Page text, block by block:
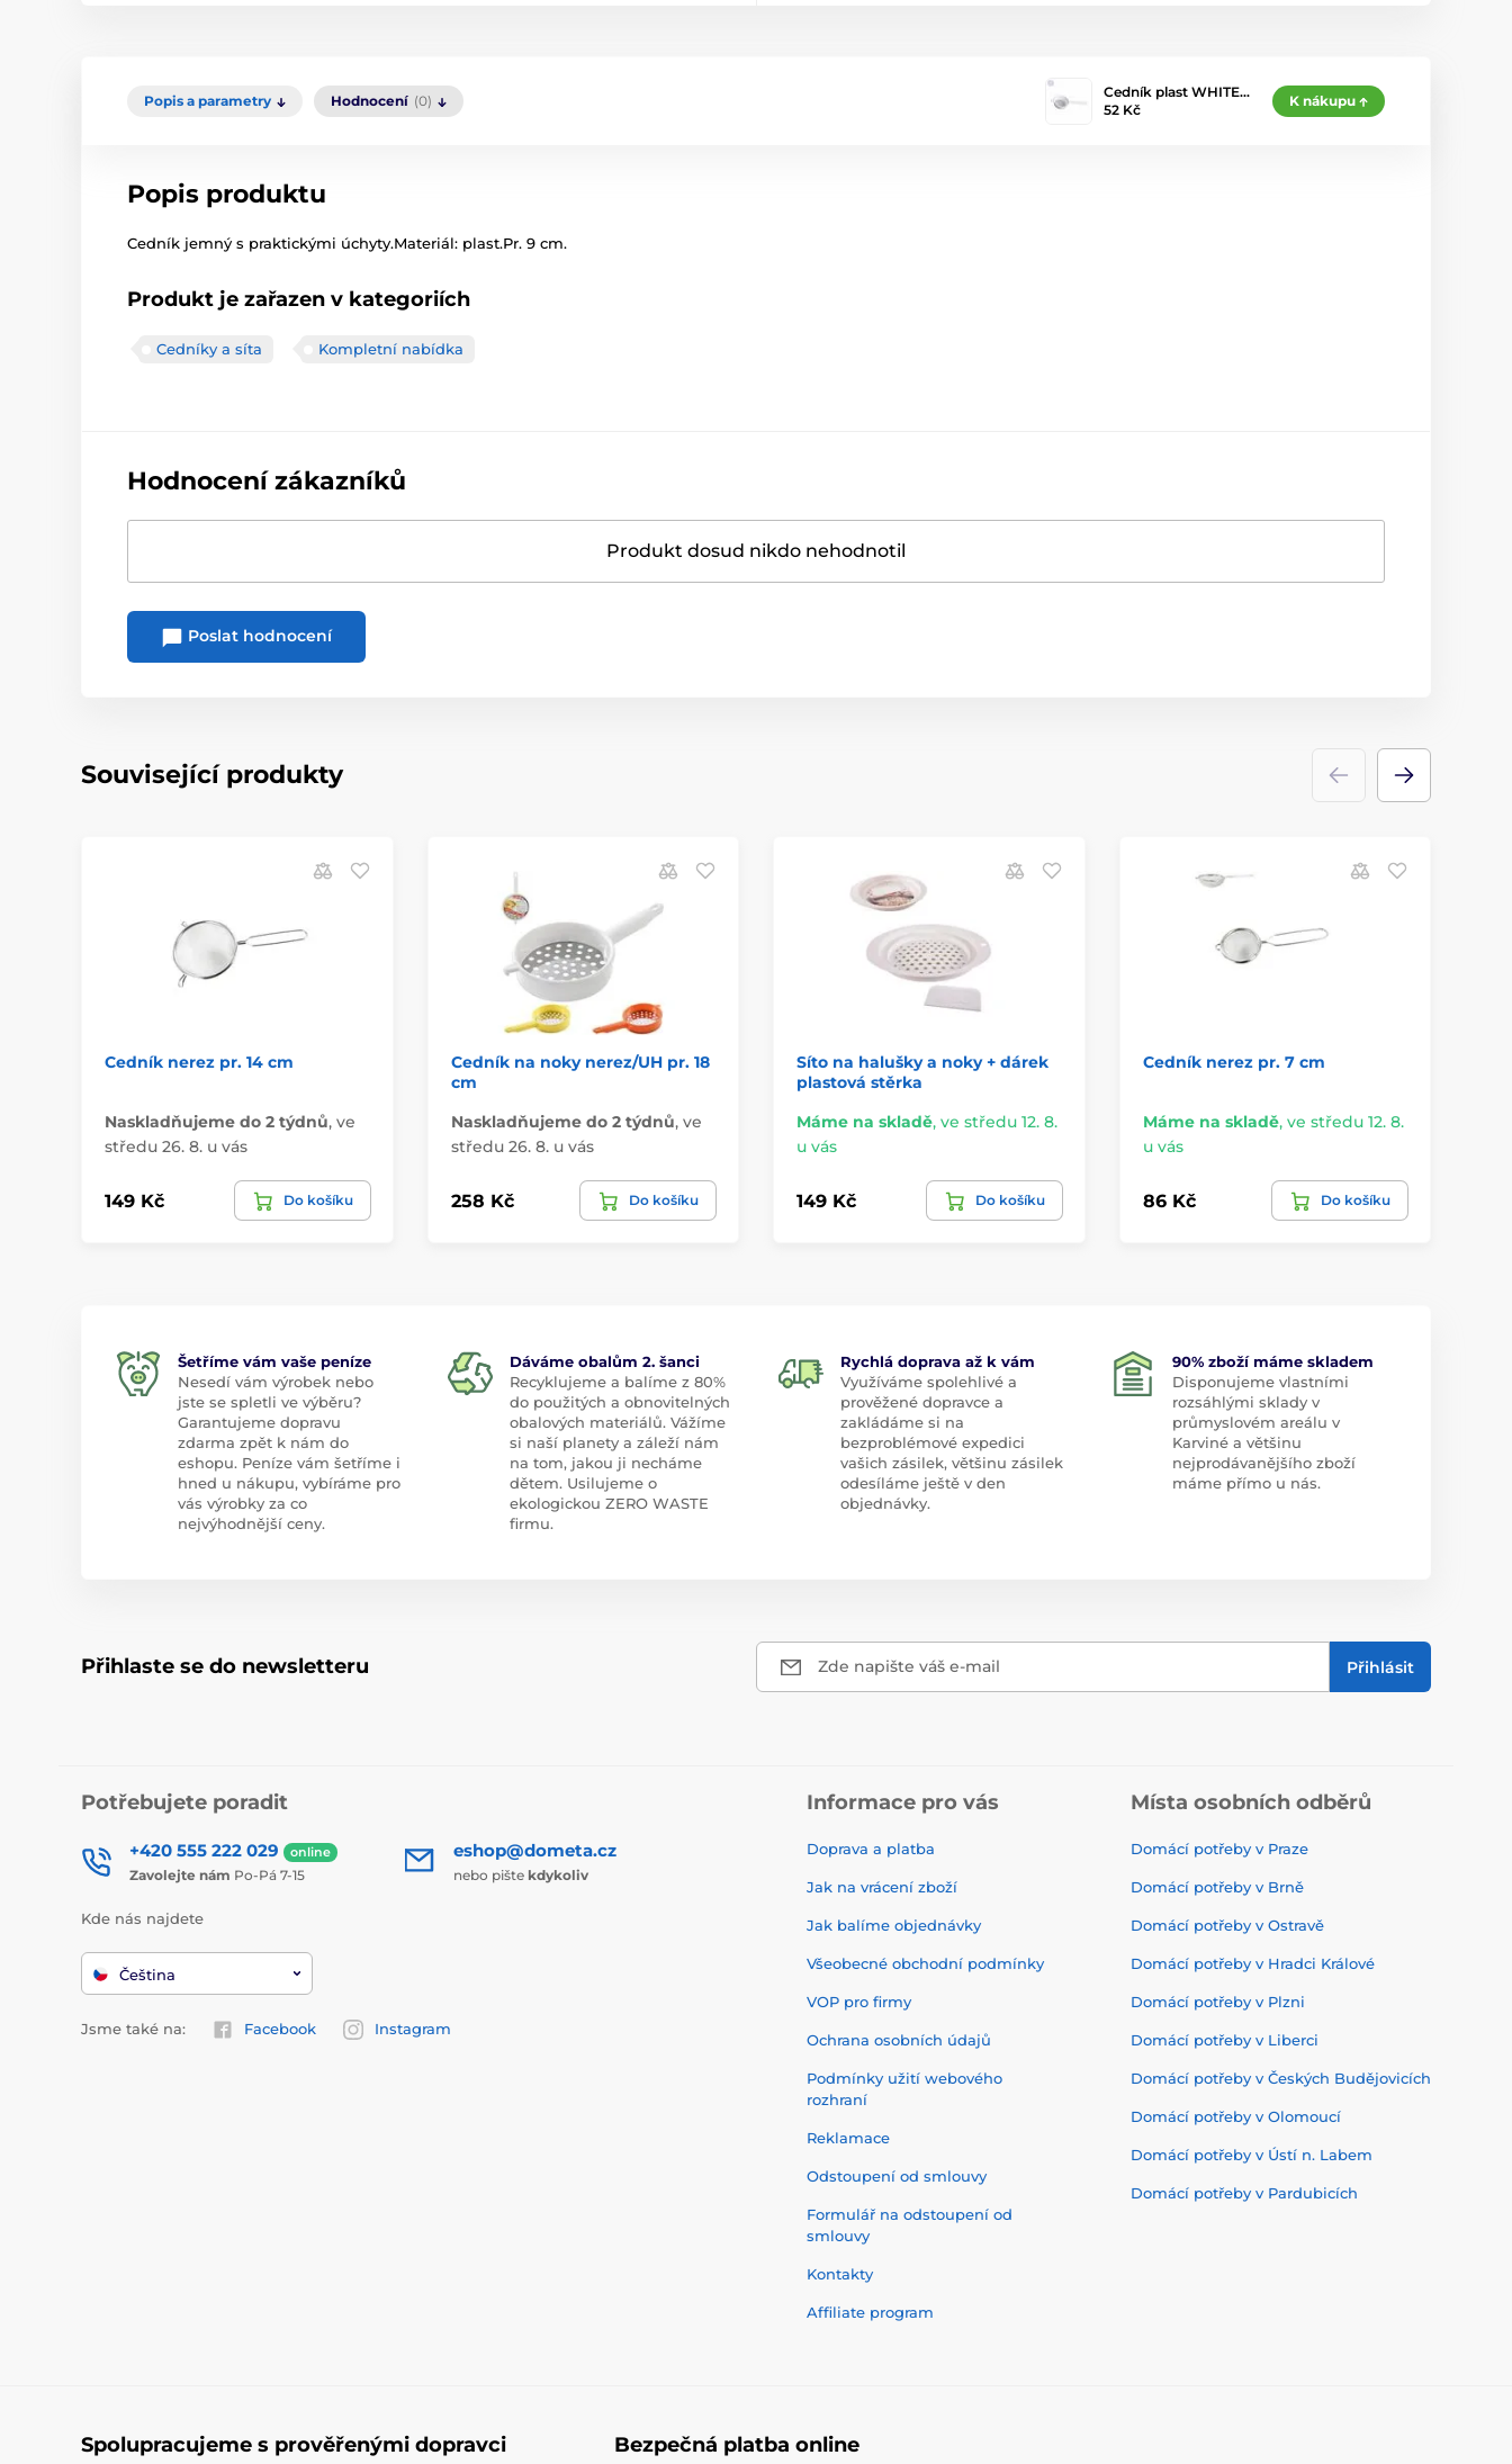
Popis a parametry Hodnocení (0)
Cedník plast WHITE…
52 Kč
K nákupu
Popis produktu
Cedník jemný s praktickými úchyty.Materiál: plast.Pr. 9 cm.
Produkt je zařazen v kategoriích
Cedníky a síta Kompletní nabídka
Hodnocení zákazníků
Produkt dosud nikdo nehodnotil
Poslat hodnocení
Související produkty
Cedník nerez pr. 14 cm
Naskladňujeme do 2 týdnů, ve
středu 26. 8. u vás
149 Kč Do košíku
Cedník na noky nerez/UH pr. 18
cm
Naskladňujeme do 2 týdnů, ve
středu 26. 8. u vás
258 Kč Do košíku
Síto na halušky a noky + dárek
plastová stěrka
Máme na skladě, ve středu 12. 8.
u vás
149 Kč Do košíku
Cedník nerez pr. 7 cm
Máme na skladě, ve středu 12. 8.
u vás
86 Kč Do košíku
Šetříme vám vaše peníze
Nesedí vám výrobek nebo
jste se spletli ve výběru?
Garantujeme dopravu
zdarma zpět k nám do
eshopu. Peníze vám šetříme i
hned u nákupu, vybíráme pro
vás výrobky za co
nejvýhodnější ceny.
Dáváme obalům 2. šanci
Recyklujeme a balíme z 80%
do použitých a obnovitelných
obalových materiálů. Vážíme
si naší planety a záleží nám
na tom, jakou ji necháme
dětem. Usilujeme o
ekologickou ZERO WASTE
firmu.
Rychlá doprava až k vám
Využíváme spolehlivé a
prověžené dopravce a
zakládáme si na
bezproblémové expedici
vašich zásilek, většinu zásilek
odesíláme ještě v den
objednávky.
90% zboží máme skladem
Disponujeme vlastními
rozsáhlými sklady v
průmyslovém areálu v
Karviné a většinu
nejprodávanějšího zboží
máme přímo u nás.
Přihlaste se do newsletteru Zde napište váš e-mail Přihlásit
Potřebujete poradit
+420 555 222 029 online
Zavolejte nám Po-Pá 7-15
eshop@dometa.cz
nebo pište kdykoliv
Kde nás najdete
Čeština
Jsme také na: Facebook Instagram
Informace pro vás
Doprava a platba
Jak na vrácení zboží
Jak balíme objednávky
Všeobecné obchodní podmínky
VOP pro firmy
Ochrana osobních údajů
Podmínky užití webového
rozhraní
Reklamace
Odstoupení od smlouvy
Formulář na odstoupení od
smlouvy
Kontakty
Affiliate program
Místa osobních odběrů
Domácí potřeby v Praze
Domácí potřeby v Brně
Domácí potřeby v Ostravě
Domácí potřeby v Hradci Králové
Domácí potřeby v Plzni
Domácí potřeby v Liberci
Domácí potřeby v Českých Budějovicích
Domácí potřeby v Olomoucí
Domácí potřeby v Ústí n. Labem
Domácí potřeby v Pardubicích
Spolupracujeme s prověřenými dopravci Bezpečná platba online